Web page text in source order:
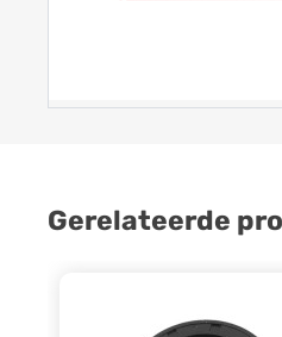
Gerelateerde